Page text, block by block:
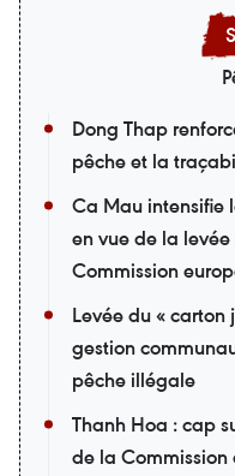
Dong Thap
pêche et la
Ca Mau intensifie
en vue de la
Commission
Levée du « carton
gestion
pêche illégale
Thanh Hoa : cap
de la Commission